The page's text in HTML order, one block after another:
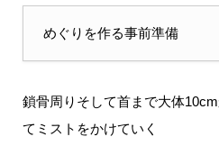
めぐりを作る事前準備
鎖骨周りそして首まで大体
てミストをかけていく